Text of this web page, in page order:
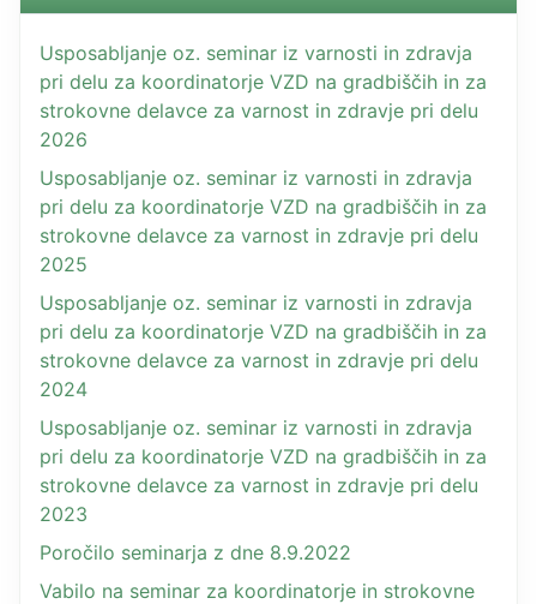
Usposabljanje oz. seminar iz varnosti in zdravja
pri delu za koordinatorje VZD na gradbiščih in za
strokovne delavce za varnost in zdravje pri delu
2026
Usposabljanje oz. seminar iz varnosti in zdravja
pri delu za koordinatorje VZD na gradbiščih in za
strokovne delavce za varnost in zdravje pri delu
2025
Usposabljanje oz. seminar iz varnosti in zdravja
pri delu za koordinatorje VZD na gradbiščih in za
strokovne delavce za varnost in zdravje pri delu
2024
Usposabljanje oz. seminar iz varnosti in zdravja
pri delu za koordinatorje VZD na gradbiščih in za
strokovne delavce za varnost in zdravje pri delu
2023
Poročilo seminarja z dne 8.9.2022
Vabilo na seminar za koordinatorje in strokovne